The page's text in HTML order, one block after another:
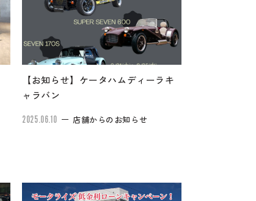
【お知らせ】ケータハムディーラキ
ャラバン
2025.06.10 店舗からのお知らせ